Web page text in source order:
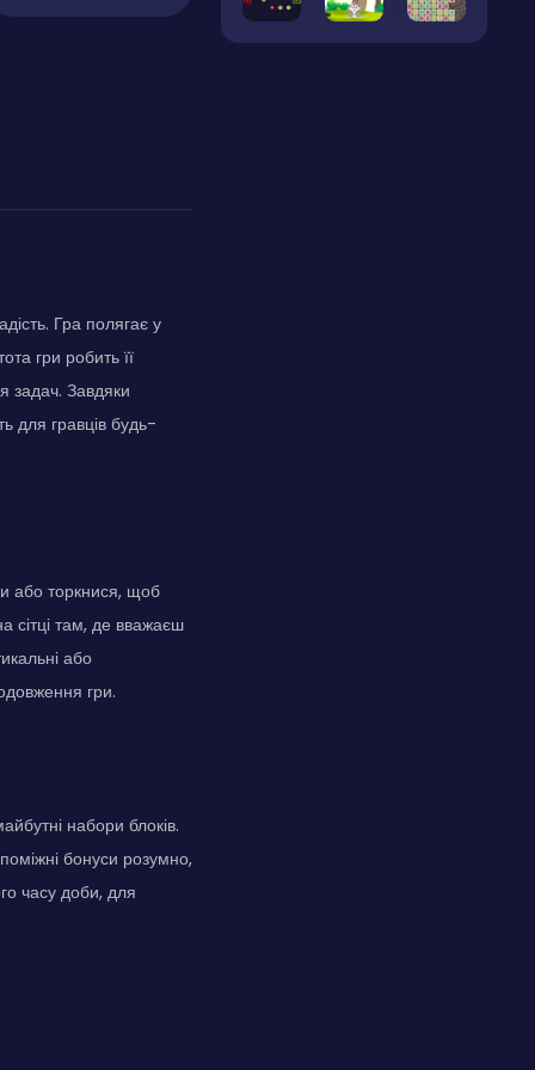
Гра полягає у
гри робить її
задач. Завдяки
для гравців будь-
або торкнися, щоб
сітці там, де вважаєш
або
гри.
набори блоків.
бонуси розумно,
часу доби, для